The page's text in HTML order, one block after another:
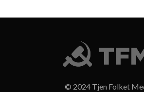
© 2024 Tjen Folket